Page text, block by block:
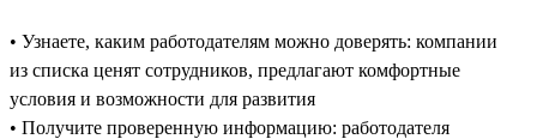
• Узнаете, каким работодателям можно доверять: компании
из списка ценят сотрудников, предлагают комфортные
условия и возможности для развития
• Получите проверенную информацию: работодателя